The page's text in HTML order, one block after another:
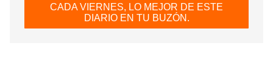
CADA VIERNES, LO MEJOR DE ESTE
DIARIO EN TU BUZÓN.